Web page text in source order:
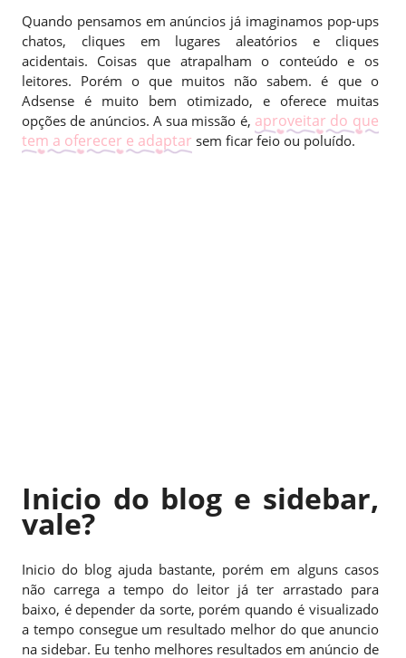
Quando pensamos em anúncios já imaginamos pop-ups
chatos, cliques em lugares aleatórios e cliques
acidentais. Coisas que atrapalham o conteúdo e os
leitores. Porém o que muitos não sabem. é que o
Adsense é muito bem otimizado, e oferece muitas
opções de anúncios. A sua missão é, aproveitar do que
tem a oferecer e adaptar sem ficar feio ou poluído.
Inicio do blog e sidebar,
vale?
Inicio do blog ajuda bastante, porém em alguns casos
não carrega a tempo do leitor já ter arrastado para
baixo, é depender da sorte, porém quando é visualizado
a tempo consegue um resultado melhor do que anuncio
na sidebar. Eu tenho melhores resultados em anúncio de